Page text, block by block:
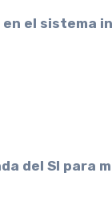
el sistema
del SI para